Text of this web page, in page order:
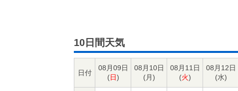
10日間天気
日付
08月09日
(日)
08月10日
(月)
08月11日
(火)
08月12日
(水)